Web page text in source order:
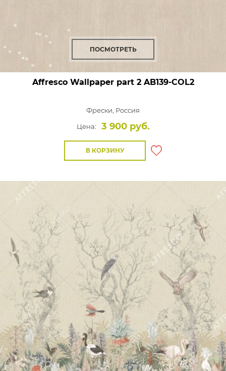
ПОСМОТРЕТЬ
Affresco Wallpaper part 2AB139-COL2
Фрески, Россия
Цена:
3 900 руб.
В КОРЗИНУ